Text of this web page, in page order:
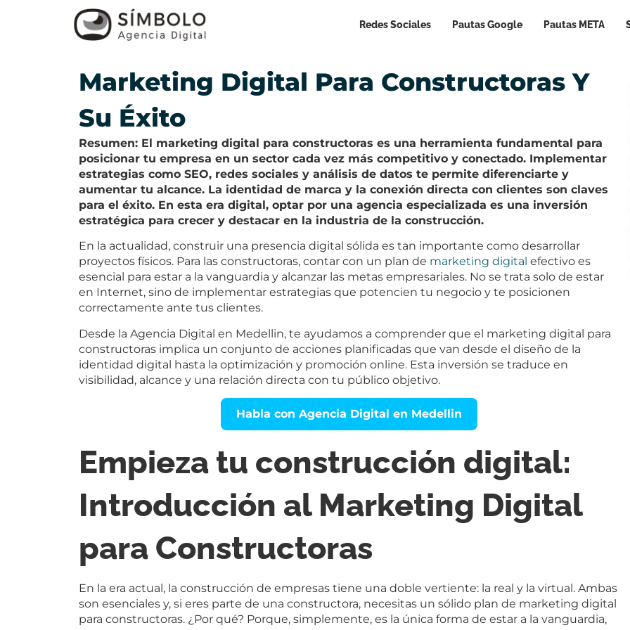
Redes Sociales Pautas Google Pautas META
Marketing Digital Para Constructoras Y
Su Éxito
Resumen: El marketing digital para constructoras es una herramienta fundamental para
posicionar tu empresa en un sector cada vez más competitivo y conectado. Implementar
estrategias como SEO, redes sociales y análisis de datos te permite diferenciarte y
aumentar tu alcance. La identidad de marca y la conexión directa con clientes son claves
para el éxito. En esta era digital, optar por una agencia especializada es una inversión
estratégica para crecer y destacar en la industria de la construcción.
En la actualidad, construir una presencia digital sólida es tan importante como desarrollar
proyectos físicos. Para las constructoras, contar con un plan de marketing digital efectivo es
esencial para estar a la vanguardia y alcanzar las metas empresariales. No se trata solo de estar
en Internet, sino de implementar estrategias que potencien tu negocio y te posicionen
correctamente ante tus clientes.
Desde la Agencia Digital en Medellin, te ayudamos a comprender que el marketing digital para
constructoras implica un conjunto de acciones planificadas que van desde el diseño de la
identidad digital hasta la optimización y promoción online. Esta inversión se traduce en
visibilidad, alcance y una relación directa con tu público objetivo.
Habla con Agencia Digital en Medellin
Empieza tu construcción digital:
Introducción al Marketing Digital
para Constructoras
En la era actual, la construcción de empresas tiene una doble vertiente: la real y la virtual. Ambas
son esenciales y, si eres parte de una constructora, necesitas un sólido plan de marketing digital
para constructoras. ¿Por qué? Porque, simplemente, es la única forma de estar a la vanguardia,